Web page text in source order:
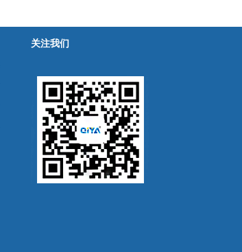
关注我们